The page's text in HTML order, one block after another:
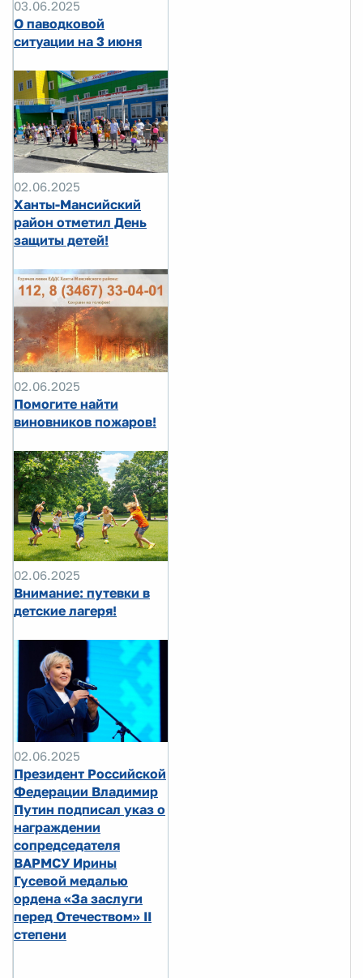
03.06.2025
О паводковой
ситуации на 3 июня
02.06.2025
Ханты-Мансийский
район отметил День
защиты детей!
02.06.2025
Помогите найти
виновников пожаров!
02.06.2025
Внимание: путевки в
детские лагеря!
02.06.2025
Президент Российской
Федерации Владимир
Путин подписал указ о
награждении
сопредседателя
ВАРМСУ Ирины
Гусевой медалью
ордена «За заслуги
перед Отечеством» II
степени